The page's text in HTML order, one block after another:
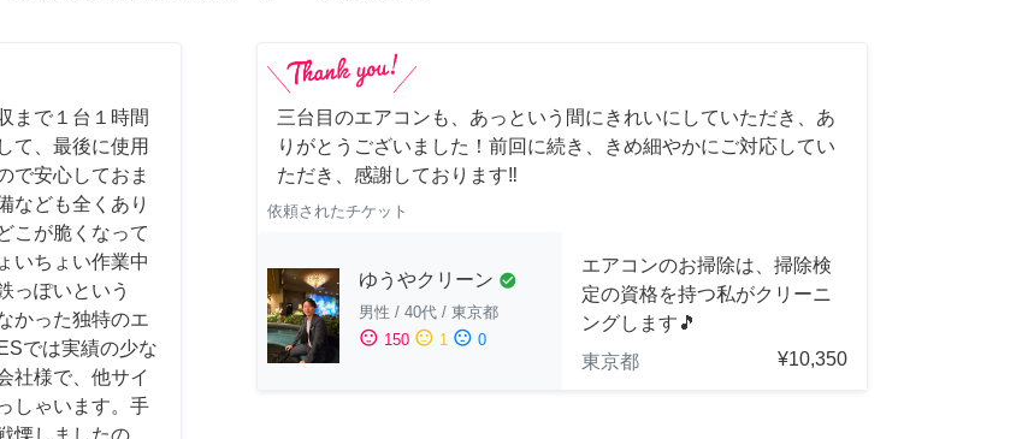
まで１台１時間
て、最後に使用
で安心しておま
なども全くあり
こが脆くなって
いちょい作業中
っぽいという
かった独特のエ
では実績の少な
社様で、他サイ
しゃいます。手
慄しましたの
三台目のエアコンも、あっという間にきれいにしていただき、あ
りがとうございました！前回に続き、きめ細やかにご対応してい
ただき、感謝しております‼️
依頼されたチケット
ゆうやクリーン check_circle
男性 / 40代 / 東京都
sentiment_satisfied 150 sentiment_neutral 1 sentiment_dissatisfied 0
エアコンのお掃除は、掃除検
定の資格を持つ私がクリーニ
ングします🎵
東京都
¥10,350